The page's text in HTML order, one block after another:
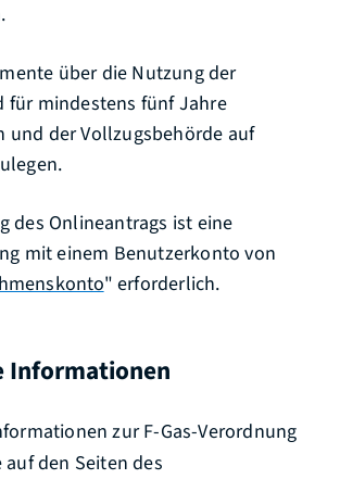
über die Nutzung der
für mindestens fünf Jahre
und der Vollzugsbehörde auf
des Onlineantrags ist eine
mit einem Benutzerkonto von
" erforderlich.
Informationen
zur F-Gas-Verordnung
den Seiten des